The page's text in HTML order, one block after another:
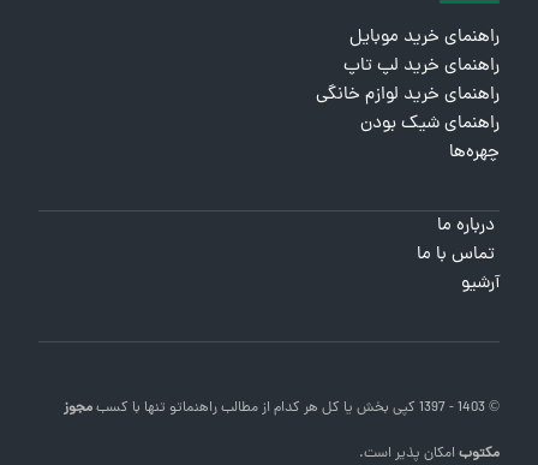
راهنمای خرید موبایل
راهنمای خرید لپ تاپ
راهنمای خرید لوازم خانگی
راهنمای شیک بودن
چهره‌ها
درباره ما
تماس با ما
آرشیو
© 1403 - 1397 کپی بخش یا کل هر کدام از مطالب راهنماتو تنها با کسبمجوز
مکتوبامکان پذیر است.